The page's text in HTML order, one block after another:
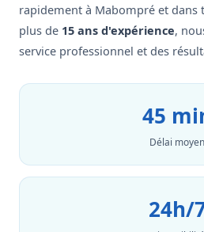
rapidement à Mabompré et dans
plus de 15 ans d'expérience,
service professionnel et des
45
Délai moyen
24h/